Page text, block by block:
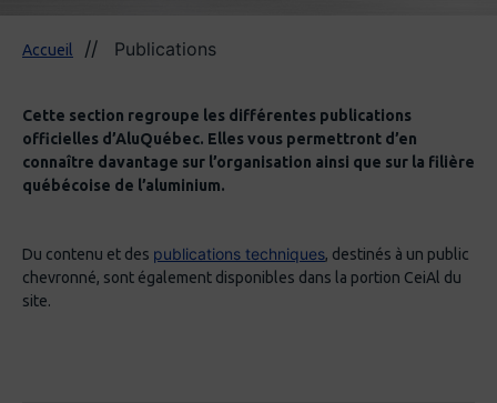
Accueil Publications
Cette section regroupe les différentes publications
officielles d’AluQuébec. Elles vous permettront d’en
connaître davantage sur l’organisation ainsi que sur la filière
québécoise de l’aluminium.
Du contenu et des publications techniques, destinés à un public
chevronné, sont également disponibles dans la portion CeiAl du
site.